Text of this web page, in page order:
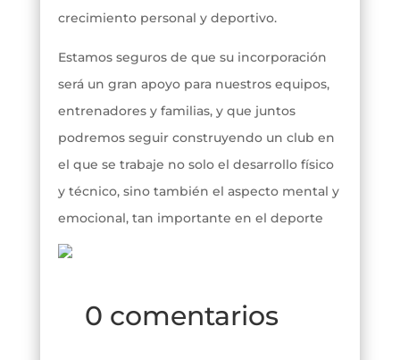
crecimiento personal y deportivo.
Estamos seguros de que su incorporación
será un gran apoyo para nuestros equipos,
entrenadores y familias, y que juntos
podremos seguir construyendo un club en
el que se trabaje no solo el desarrollo físico
y técnico, sino también el aspecto mental y
emocional, tan importante en el deporte
0 comentarios